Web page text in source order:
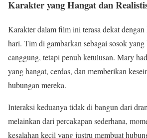
Karakter yang Hangat dan
Karakter dalam film ini terasa dekat
hari. Tim di gambarkan sebagai sosok
canggung, tetapi penuh ketulusan. Mary
yang hangat, cerdas, dan memberikan
hubungan mereka.
Interaksi keduanya tidak di bangun dari
melainkan dari percakapan sederhana,
kesalahan kecil yang justru membuat